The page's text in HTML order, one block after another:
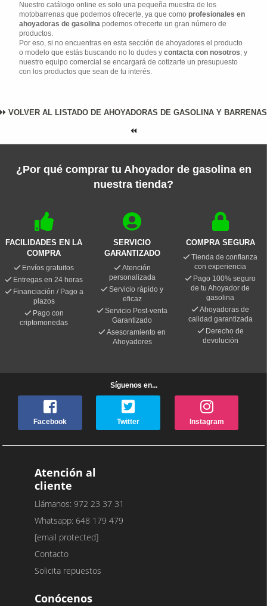
Nuestro catálogo online es solo una pequeña muestra de los
motobarrenas que podemos ofrecerte, ya que comoprofesionales en
ahoyadoras de gasolinapodemos ofrecerte un gran número de
productos.
Por eso, si no encuentras en esta sección de ahoyadores el producto
o modelo que estás buscando no lo dudes ycontacta con nosotros; y
nuestro equipo comercial se encargará de cotizarte un presupuesto
con los productos que sean de tu interés.
VOLVER AL LISTADO DE AHOYADORAS DE GASOLINA Y BARRENAS
¿Por qué comprar tu Ahoyador de gasolina en
nuestra tienda?
FACILIDADES EN LA
COMPRA
Envíos gratuitos
Entregas en 24 horas
Financiación / Pago a
plazos
Pago con
criptomonedas
SERVICIO
GARANTIZADO
Atención
personalizada
Servicio rápido y
eficaz
Servicio Post-venta
Garantizado
Asesoramiento en
Ahoyadores
COMPRA SEGURA
Tienda de confianza
con experiencia
Pago 100% seguro
de tu Ahoyador de
gasolina
Ahoyadoras de
calidad garantizada
Derecho de
devolución
Síguenos en...
Facebook Twitter Instagram
Atención al
cliente
Llámanos: 972 23 37 31
Whatsapp: 648 179 479
[email protected]
Contacto
Solicita repuestos
Conócenos